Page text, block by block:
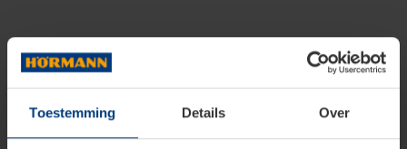
Toestemming Details Over